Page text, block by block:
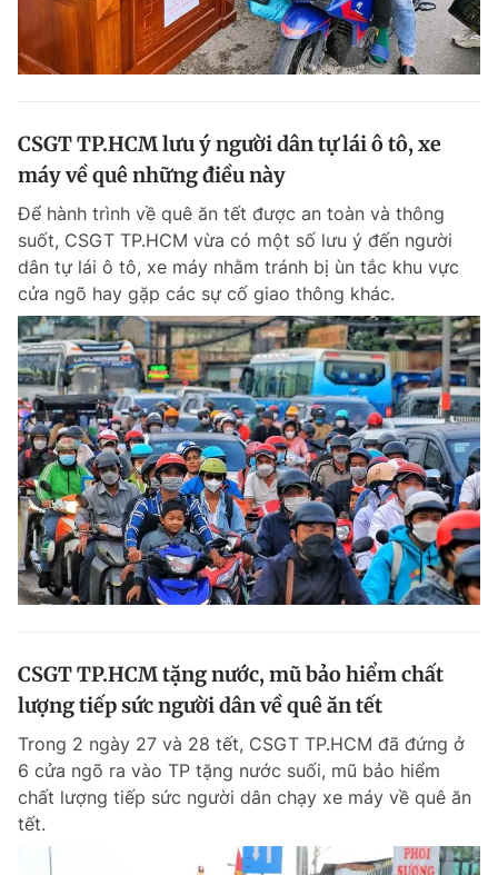
CSGT TP.HCM lưu ý người dân tự lái ô tô, xe
máy về quê những điều này
Để hành trình về quê ăn tết được an toàn và thông
suốt, CSGT TP.HCM vừa có một số lưu ý đến người
dân tự lái ô tô, xe máy nhằm tránh bị ùn tắc khu vực
cửa ngõ hay gặp các sự cố giao thông khác.
CSGT TP.HCM tặng nước, mũ bảo hiểm chất
lượng tiếp sức người dân về quê ăn tết
Trong 2 ngày 27 và 28 tết, CSGT TP.HCM đã đứng ở
6 cửa ngõ ra vào TP tặng nước suối, mũ bảo hiểm
chất lượng tiếp sức người dân chạy xe máy về quê ăn
tết.